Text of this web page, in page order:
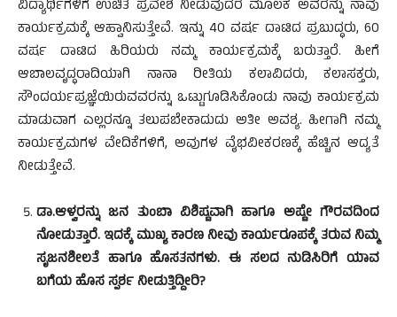
ವಿದ್ಯಾರ್ಥಿಗಳಿಗೆ ಉಚಿತ ಪ್ರವೇಶ ನೀಡುವುದರ ಮೂಲಕ ಅವರನ್ನು ನಾವು
ಕಾರ್ಯಕ್ರಮಕ್ಕೆ ಆಹ್ವಾನಿಸುತ್ತೇವೆ. ಇನ್ನು 40 ವರ್ಷ ದಾಟಿದ ಪ್ರಬುದ್ಧರು, 60
ವರ್ಷ ದಾಟಿದ ಹಿರಿಯರು ನಮ್ಮ ಕಾರ್ಯಕ್ರಮಕ್ಕೆ ಬರುತ್ತಾರೆ. ಹೀಗೆ
ಆಬಾಲವೃದ್ಧರಾದಿಯಾಗಿ ನಾನಾ ರೀತಿಯ ಕಲಾವಿದರು, ಕಲಾಸಕ್ತರು,
ಸೌಂದರ್ಯಪ್ರಜ್ಞೆಯಿರುವವರನ್ನು ಒಟ್ಟುಗೂಡಿಸಿಕೊಂಡು ನಾವು ಕಾರ್ಯಕ್ರಮ
ಮಾಡುವಾಗ ಎಲ್ಲರನ್ನೂ ತಲುಪಬೇಕಾದುದು ಅತೀ ಅವಶ್ಯ. ಹೀಗಾಗಿ ನಮ್ಮ
ಕಾರ್ಯಕ್ರಮಗಳ ವೇದಿಕೆಗಳಿಗೆ, ಅವುಗಳ ವೈಭವೀಕರಣಕ್ಕೆ ಹೆಚ್ಚಿನ ಆದ್ಯತೆ
ನೀಡುತ್ತೇವೆ.
ಡಾ.ಆಳ್ವರನ್ನು ಜನ ತುಂಬಾ ವಿಶಿಷ್ಟವಾಗಿ ಹಾಗೂ ಅಷ್ಟೇ ಗೌರವದಿಂದ
ನೋಡುತ್ತಾರೆ. ಇದಕ್ಕೆ ಮುಖ್ಯ ಕಾರಣ ನೀವು ಕಾರ್ಯರೂಪಕ್ಕೆ ತರುವ ನಿಮ್ಮ
ಸೃಜನಶೀಲತೆ ಹಾಗೂ ಹೊಸತನಗಳು. ಈ ಸಲದ ನುಡಿಸಿರಿಗೆ ಯಾವ
ಬಗೆಯ ಹೊಸ ಸ್ಪರ್ಶ ನೀಡುತ್ತಿದ್ದೀರಿ?